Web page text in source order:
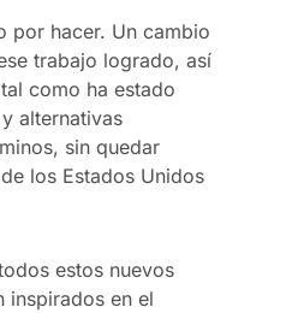
por hacer. Un cambio
trabajo logrado, así
como ha estado
alternativas
sin quedar
los Estados Unidos
estos nuevos
inspirados en el